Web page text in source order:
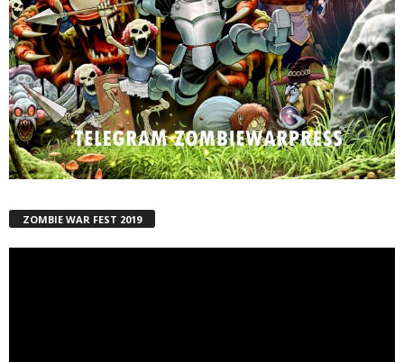
ZOMBIE WAR FEST 2019